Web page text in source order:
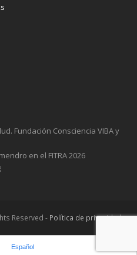
Fundación Consciencia VIBA y
en el FITRA 2026
Reserved - Política de privacidad
Español